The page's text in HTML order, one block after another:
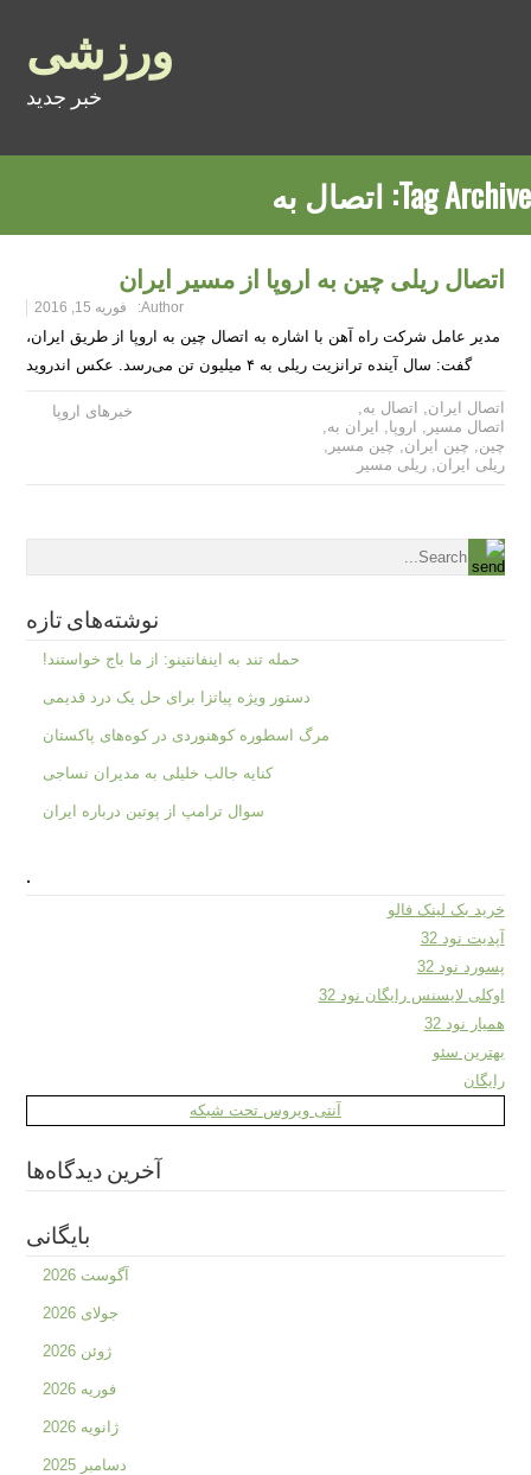
ورزشی
خبر جدید
Tag Archive: اتصال به
اتصال ریلی چین به اروپا از مسیر ایران
Author: فوریه 15, 2016
مدیر عامل شرکت راه آهن با اشاره به اتصال چین به اروپا از طریق ایران،
گفت: سال آینده ترانزیت ریلی به ۴ میلیون تن می‌رسد. عکس اندروید
خبرهای اروپا اتصال ایران, اتصال به,
اتصال مسیر , اروپا, ایران به,
چین, چین ایران, چین مسیر ,
ریلی ایران,ریلی مسیر
نوشته‌های تازه
حمله تند به اینفانتینو: از ما باج خواستند!
دستور ویژه پیاتزا برای حل یک درد قدیمی
مرگ اسطوره کوهنوردی در کوه‌های پاکستان
کنایه جالب خلیلی به مدیران نساجی
سوال ترامپ از پوتین درباره ایران
.
خرید بک لینک فالو
آپدیت نود 32
پسورد نود 32
اوکلی لایسنس رایگان نود 32
همیار نود 32
بهترین سئو
رایگان
آنتی ویروس تحت شبکه
آخرین دیدگاه‌ها
بایگانی
آگوست 2026
جولای 2026
ژوئن 2026
فوریه 2026
ژانویه 2026
دسامبر 2025